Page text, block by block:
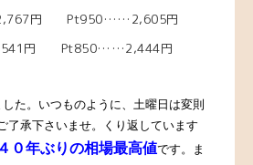
円 Pt950……2,605円
円 Pt850……2,444円
た。いつものように、土曜日は変則
了承下さいませ。
くり返しています
４０年ぶりの相場最高値です。ま